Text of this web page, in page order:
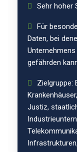
Sehr hoher
Für
Daten, bei
gefährden
Zielgruppe:
Justiz,